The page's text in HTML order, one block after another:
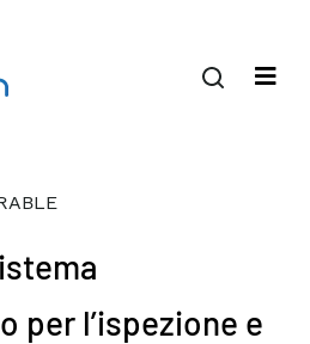
per l’ispezione e